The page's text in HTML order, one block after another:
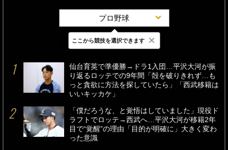
プロ野球
最新 24時間 週間
仙台育英で準優勝→ドラ1入団…平沢大河が振
り返るロッテでの9年間「殻を破りきれず…も
っと貪欲に方法を探していたら」「西武移籍は
いいキッカケ」
「僕だろうな、と覚悟はしていました」現役ド
ラフトでロッテ→西武へ…平沢大河が移籍2年
目で“覚醒”の理由「目的が明確に」大きく変わ
った意識
ここから競技を選択できます ×